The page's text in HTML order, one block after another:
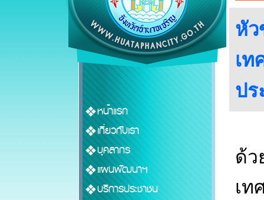
หน้าแรก
เกี่ยวกับเรา
บุคลากร
แผนพัฒนาฯ
บริการประชาชน
หัว
เ
ปร
ด้ว
เท